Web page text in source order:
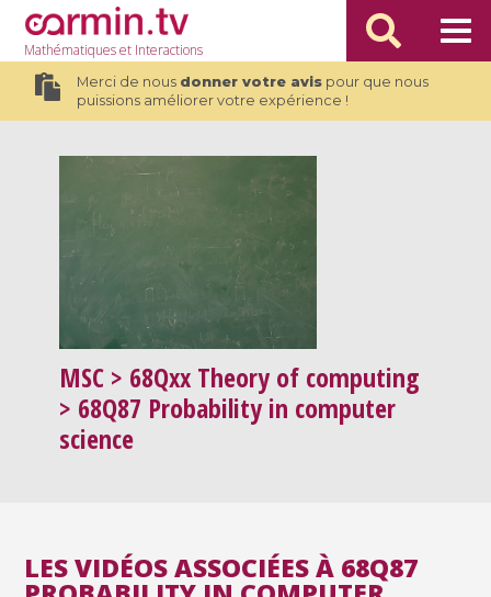
Mathématiqueset Interactions
Merci de nous donner votre avispour que nous
puissions améliorer votre expérience !
MSC > 68Qxx Theory of computing
> 68Q87 Probability in computer
science
LES VIDÉOS ASSOCIÉES À 68Q87